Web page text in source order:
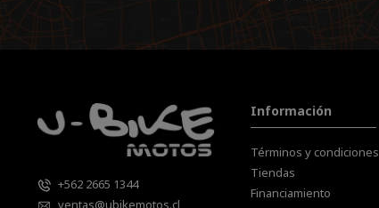
+562 2665 1344
ventas@ubikemotos.cl
Información
Términos y condiciones
Tiendas
Financiamiento